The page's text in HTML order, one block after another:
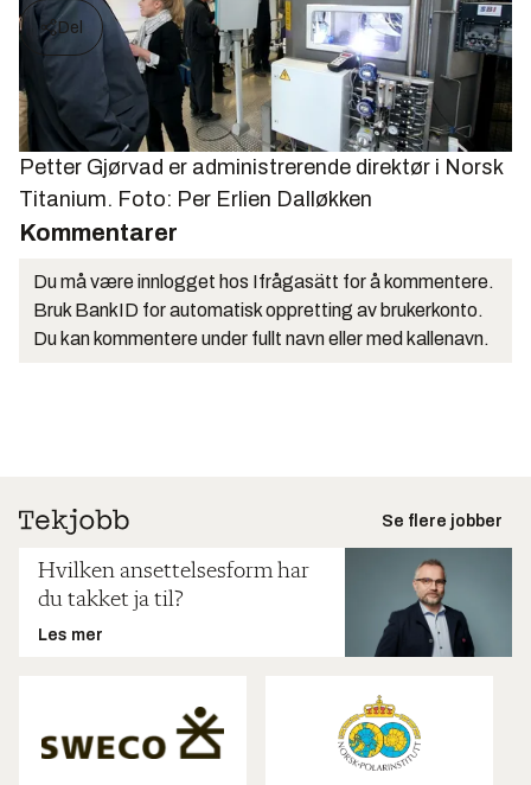
Petter Gjørvad er administrerende direktør i Norsk
Titanium. Foto: Per Erlien Dalløkken
Del
Kommentarer
Du må være innlogget hos Ifrågasätt for å kommentere.
Bruk BankID for automatisk oppretting av brukerkonto.
Du kan kommentere under fullt navn eller med kallenavn.
Se flere jobber
Hvilken ansettelsesform har
du takket ja til?
Les mer